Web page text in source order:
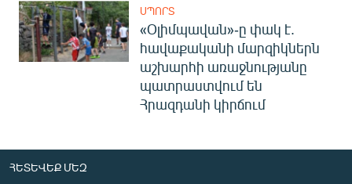
ՍՊՈՐՏ
«Օլիմպավան»-ը փակ է.
հավաքականի մարզիկներն
աշխարհի առաջնությանը
պատրաստվում են
Հրազդանի կիրճում
ՀԵՏԵՎԵՔ ՄԵԶ